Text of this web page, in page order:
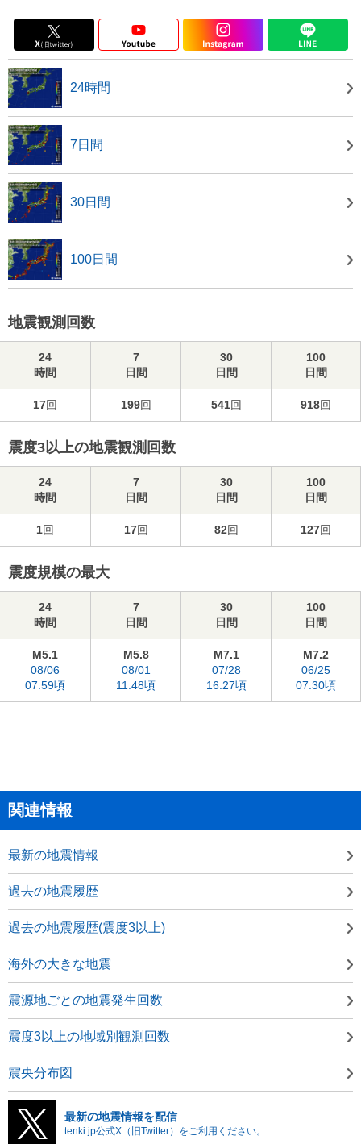
24時間
7日間
30日間
100日間
地震観測回数
24
時間
7
日間
30
日間
100
日間
17回 199回 541回 918回
震度3以上の地震観測回数
24
時間
7
日間
30
日間
100
日間
1回 17回 82回 127回
震度規模の最大
24
時間
7
日間
30
日間
100
日間
M5.1
08/06
07:59頃
M5.8
08/01
11:48頃
M7.1
07/28
16:27頃
M7.2
06/25
07:30頃
関連情報
最新の地震情報
過去の地震履歴
過去の地震履歴(震度3以上)
海外の大きな地震
震源地ごとの地震発生回数
震度3以上の地域別観測回数
震央分布図
最新の地震情報を配信
tenki.jp公式X（旧Twitter）をご利用ください。